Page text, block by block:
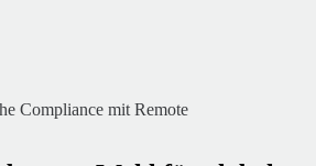
Compliance mit Remote